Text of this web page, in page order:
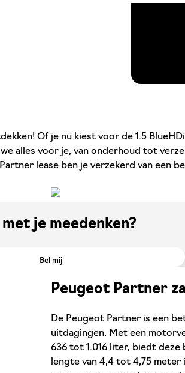
Of je nu kiest voor de 1.5
alles voor je, van onderhoud tot
lease ben je verzekerd van een
met je meedenken?
Bel mij
Peugeot Partner
De Peugeot Partner is een
uitdagingen. Met een
636 tot 1.016 liter, biedt
lengte van 4,4 tot 4,75